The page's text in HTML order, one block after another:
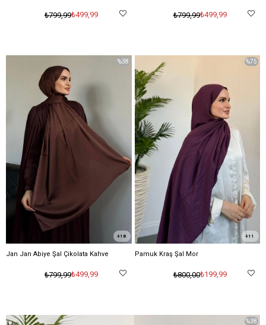
₺499,99
₺799,99 ₺499,99
₺799,99
Jan Jan Abiye Şal Çikolata Kahve
₺499,99
₺799,99
18
%38
Pamuk Kraş Şal Mor
₺199,99
₺800,00
11
%75
%38